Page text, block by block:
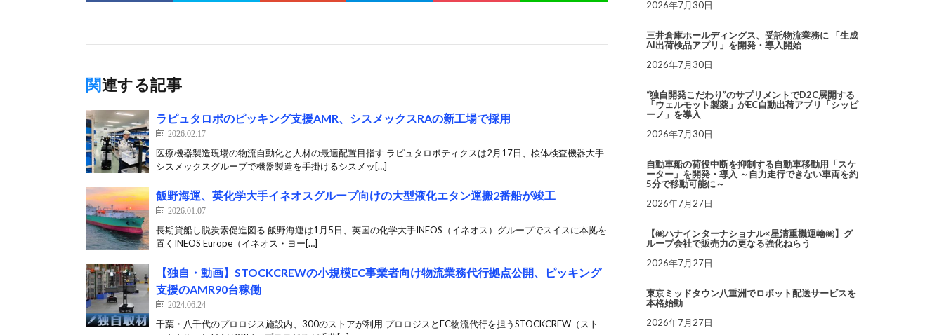
関連する記事
ラピュタロボのピッキング支援AMR、シスメックスRAの新工場で採用
2026.02.17
医療機器製造現場の物流自動化と人材の最適配置目指す ラピュタロボティクスは2月17日、検体検査機器大手
シスメックスグループで機器製造を手掛けるシスメッ[…]
飯野海運、英化学大手イネオスグループ向けの大型液化エタン運搬2番船が竣工
2026.01.07
長期貸船し脱炭素促進図る 飯野海運は1月5日、英国の化学大手INEOS（イネオス）グループでスイスに本拠を
置くINEOS Europe（イネオス・ヨー[…]
【独自・動画】STOCKCREWの小規模EC事業者向け物流業務代行拠点公開、ピッキング
支援のAMR90台稼働
2024.06.24
千葉・八千代のプロロジス施設内、300のストアが利用 プロロジスとEC物流代行を担うSTOCKCREW（スト
2026年7月30日
三井倉庫ホールディングス、受託物流業務に 「生成
AI出荷検品アプリ」を開発・導入開始
2026年7月30日
“独自開発こだわり”のサプリメントでD2C展開する
「ウェルモット製薬」がEC自動出荷アプリ「シッピ
ーノ」を導入
2026年7月30日
自動車船の荷役中断を抑制する自動車移動用「スケ
ーター」を開発・導入 ～自力走行できない車両を約
5分で移動可能に～
2026年7月27日
【㈱ハナインターナショナル×星清重機運輸㈱】グ
ループ会社で販売力の更なる強化ねらう
2026年7月27日
東京ミッドタウン八重洲でロボット配送サービスを
本格始動
2026年7月27日